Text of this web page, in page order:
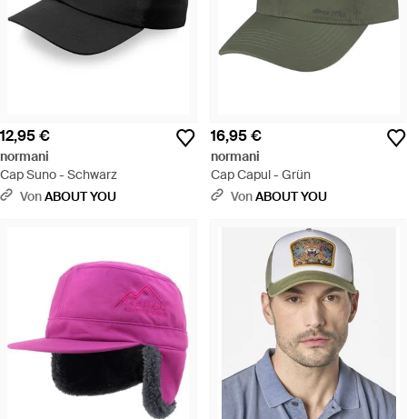
12,95 €
normani
Cap Suno - Schwarz
VonABOUT YOU
16,95 €
normani
Cap Capul - Grün
VonABOUT YOU